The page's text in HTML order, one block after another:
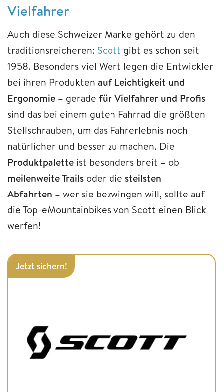
Vielfahrer
Auch diese Schweizer Marke gehört zu den
traditionsreicheren: Scott gibt es schon seit
1958. Besonders viel Wert legen die Entwickler
bei ihren Produkten auf Leichtigkeit und
Ergonomie – gerade für Vielfahrer und Profis
sind das bei einem guten Fahrrad die größten
Stellschrauben, um das Fahrerlebnis noch
natürlicher und besser zu machen. Die
Produktpalette ist besonders breit – ob
meilenweite Trails oder die steilsten
Abfahrten – wer sie bezwingen will, sollte auf
die Top-eMountainbikes von Scott einen Blick
werfen!
Jetzt sichern!